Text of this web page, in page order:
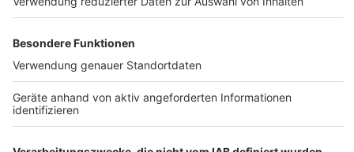
Archiv
Werbung